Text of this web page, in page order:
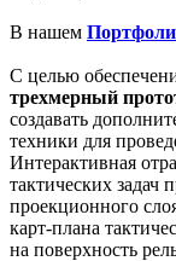
В нашем
С целью
трехмерный
создавать
техники для
Интерактивная
тактических задач
проекционного
карт-плана
на поверхность